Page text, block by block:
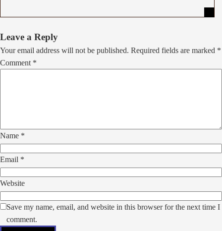
Skip
to
comment
Leave a Reply
Your email address will not be published. Required fields are marked *
Comment *
Name *
Email *
Website
Save my name, email, and website in this browser for the next time I
comment.